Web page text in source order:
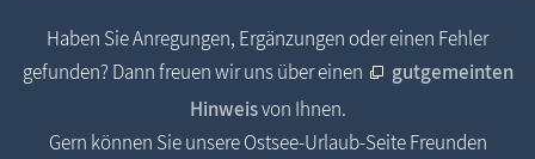
Haben Sie Anregungen, Ergänzungen oder einen Fehler
gefunden? Dann freuen wir uns über einen
gutgemeinten
Hinweisvon Ihnen.
Gern können Sie unsere Ostsee-Urlaub-Seite Freunden